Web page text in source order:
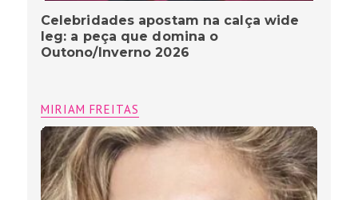
Celebridades apostam na calça wide
leg: a peça que domina o
Outono/Inverno 2026
MIRIAM FREITAS